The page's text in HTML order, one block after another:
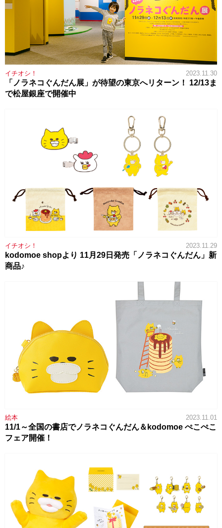
イチオシ！ 2023.11.30
「ノラネコぐんだん展」が待望の東京へリターン！ 12/13ま
で松屋銀座で開催中
イチオシ！ 2023.11.29
kodomoe shopより 11月29日発売「ノラネコぐんだん」新
商品♪
絵本 2023.11.01
11/1～全国の書店でノラネコぐんだん＆kodomoe ぺこぺこ
フェア開催！